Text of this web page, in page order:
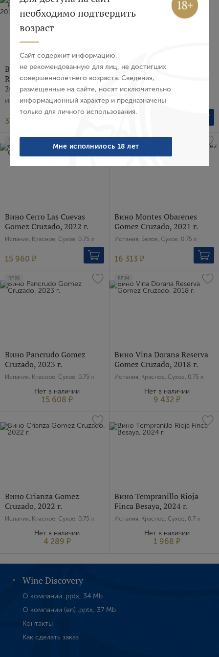
Вино Vina Motulleri Gran
Reserva Gomez Cruzado,
2011 г.
Испания, Красное, Сухое, 1.5 л
32 395 ₽
Вино Pancrudo Gomez
Cruzado, 2022 г.
Испания, Красное, Сухое, 0.75 л
RP
Вино Cerro Las Cuevas
Gomez Cruzado, 2022 г.
Испания, Красное, Сухое, 0.75 л
15 960 ₽
Вино Montes Obarenes
Gomez Cruzado, 2021 г.
Испания, Белое, Сухое, 0.75 л
16 313 ₽
RP 96
Вино Pancrudo Gomez
Cruzado, 2023 г.
Испания, Красное, Сухое, 0.75 л
Нет в наличии
15 608 ₽
RP 94
Вино Vina Dorana Reserva
Gomez Cruzado, 2018 г.
Испания, Красное, Сухое, 0.75 л
Нет в наличии
9 432 ₽
Вино Crianza Gomez
Cruzado, 2022 г.
Испания, Красное, Сухое, 0.75 л
Нет в наличии
4 289 ₽
Вино Tempranillo Rioja
Finca Besaya, 2024 г.
Испания, Красное, Сухое, 0.7 л
Нет в наличии
1 968 ₽
Wine Discovery
О компании .pptx, 34 Mb
О компании (en) .pptx, 37 Mb
Контакты
Как сделать заказ
необходимо подтвердить
возраст
Сайт содержит информацию,
не рекомендованную для лиц, не достигших
совершеннолетнего возраста. Сведения,
размещенные на сайте, носят исключительно
информационный характер и предназначены
только для личного использования.
Мне исполнилось 18 лет
Пароль
Войти
E-mail
Я хочу получать инфромацию об акциях и купоны со
скидкой